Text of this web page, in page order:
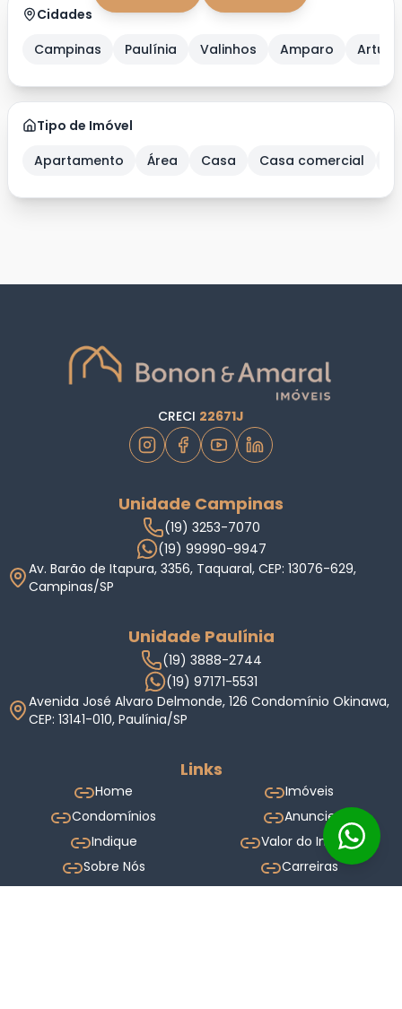
Cidades
Campinas
Paulínia Valinhos Amparo Artur
Tipo de Imóvel
Apartamento
Área Casa Casa comercial
CRECI 22671J
Unidade Campinas
(19) 3253-7070
(19) 99990-9947
Av. Barão de Itapura, 3356, Taquaral, CEP: 13076-629,
Campinas/SP
Unidade Paulínia
(19) 3888-2744
(19) 97171-5531
Avenida José Alvaro Delmonde, 126 Condomínio Okinawa,
CEP: 13141-010, Paulínia/SP
Links
Home
Imóveis
Condomínios
Anuncie
Indique
Valor do Imóvel
Sobre Nós
Carreiras
Blog